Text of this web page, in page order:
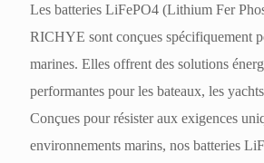
Les batteries LiFePO4 (Lithium Fer
RICHYE sont conçues spécifiquement
marines. Elles offrent des solutions
performantes pour les bateaux, les
Conçues pour résister aux exigences
environnements marins, nos batteries